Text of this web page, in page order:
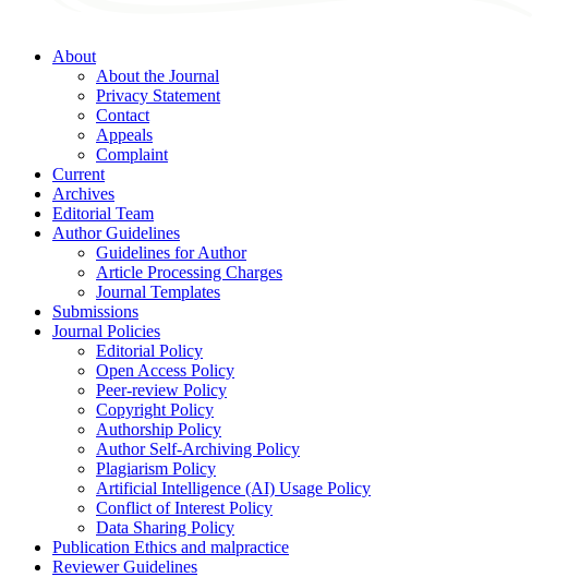
About
About the Journal
Privacy Statement
Contact
Appeals
Complaint
Current
Archives
Editorial Team
Author Guidelines
Guidelines for Author
Article Processing Charges
Journal Templates
Submissions
Journal Policies
Editorial Policy
Open Access Policy
Peer-review Policy
Copyright Policy
Authorship Policy
Author Self-Archiving Policy
Plagiarism Policy
Artificial Intelligence (AI) Usage Policy
Conflict of Interest Policy
Data Sharing Policy
Publication Ethics and malpractice
Reviewer Guidelines